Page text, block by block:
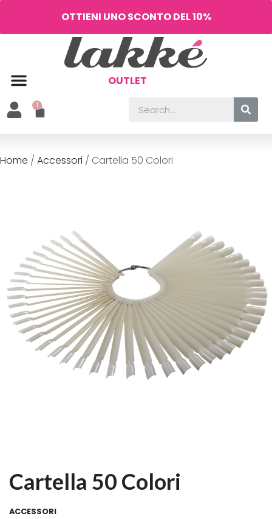
OTTIENI UNO SCONTO DEL 10%
OUTLET
Home / Accessori / Cartella 50 Colori
Cartella 50 Colori
ACCESSORI